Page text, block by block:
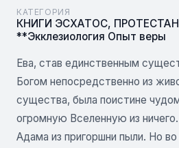
КАТЕГОРИЯ
КНИГИ ЭСХАТОС,
**Экклезиология Опыт веры
Ева, став единственным
Богом непосредственно из
существа, была поистине
огромную Вселенную из
Адама из пригоршни пыли. Но